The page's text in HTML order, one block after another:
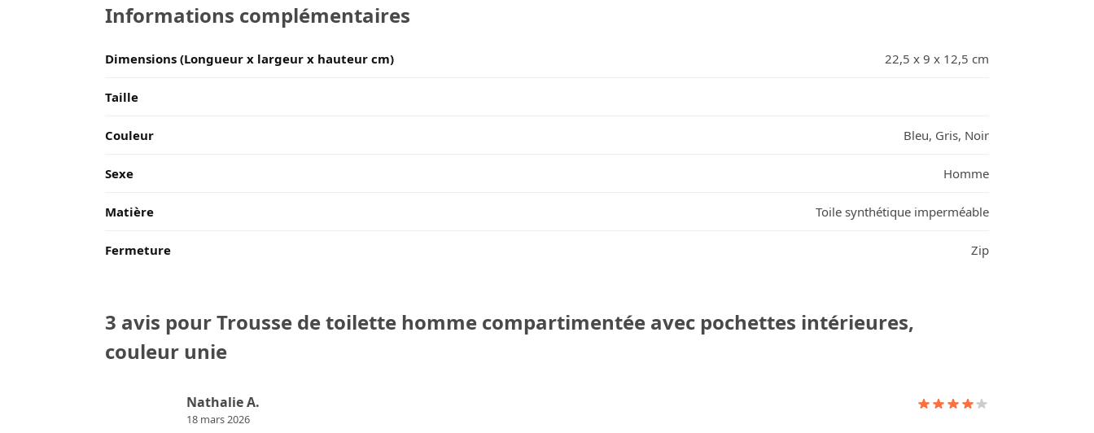
Informations complémentaires
Dimensions (Longueur x largeur x hauteur cm) 22,5 x 9 x 12,5 cm
Taille
Couleur Bleu, Gris, Noir
Sexe Homme
Matière Toile synthétique imperméable
Fermeture Zip
3 avis pourTrousse de toilette homme compartimentée avec pochettes intérieures,
couleur unie
Nathalie A.
18 mars 2026